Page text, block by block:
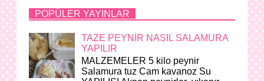
POPÜLER YAYINLAR
TAZE PEYNİR NASIL SALAMURA
YAPILIR
MALZEMELER 5 kilo peynir
Salamura tuz Cam kavanoz Su